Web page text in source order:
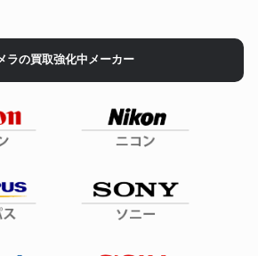
ラの買取強化中メーカー